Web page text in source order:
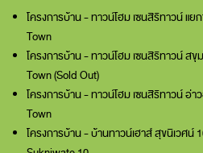
โครงการบ้าน - ทาวน์โฮม เซนสิริทาวน์ แย
Town
โครงการบ้าน - ทาวน์โฮม เซนสิริทาวน์ ส
Town (Sold Out)
โครงการบ้าน - ทาวน์โฮม เซนสิริทาวน์ อ่
Town
โครงการบ้าน - บ้านทาวน์เฮาส์ สุขนิเวศ